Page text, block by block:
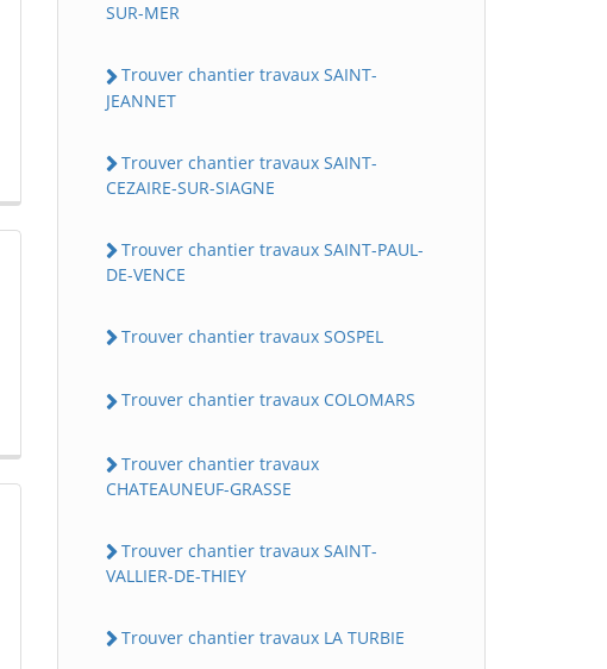
SUR-MER
Trouver chantier travaux SAINT-
JEANNET
Trouver chantier travaux SAINT-
CEZAIRE-SUR-SIAGNE
Trouver chantier travaux SAINT-PAUL-
DE-VENCE
Trouver chantier travaux SOSPEL
Trouver chantier travaux COLOMARS
Trouver chantier travaux
CHATEAUNEUF-GRASSE
Trouver chantier travaux SAINT-
VALLIER-DE-THIEY
Trouver chantier travaux LA TURBIE